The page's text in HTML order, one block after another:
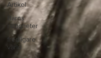
Artikel
Barns
rättigheter
fredligare
värld